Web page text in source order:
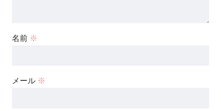
名前 ※
メール ※